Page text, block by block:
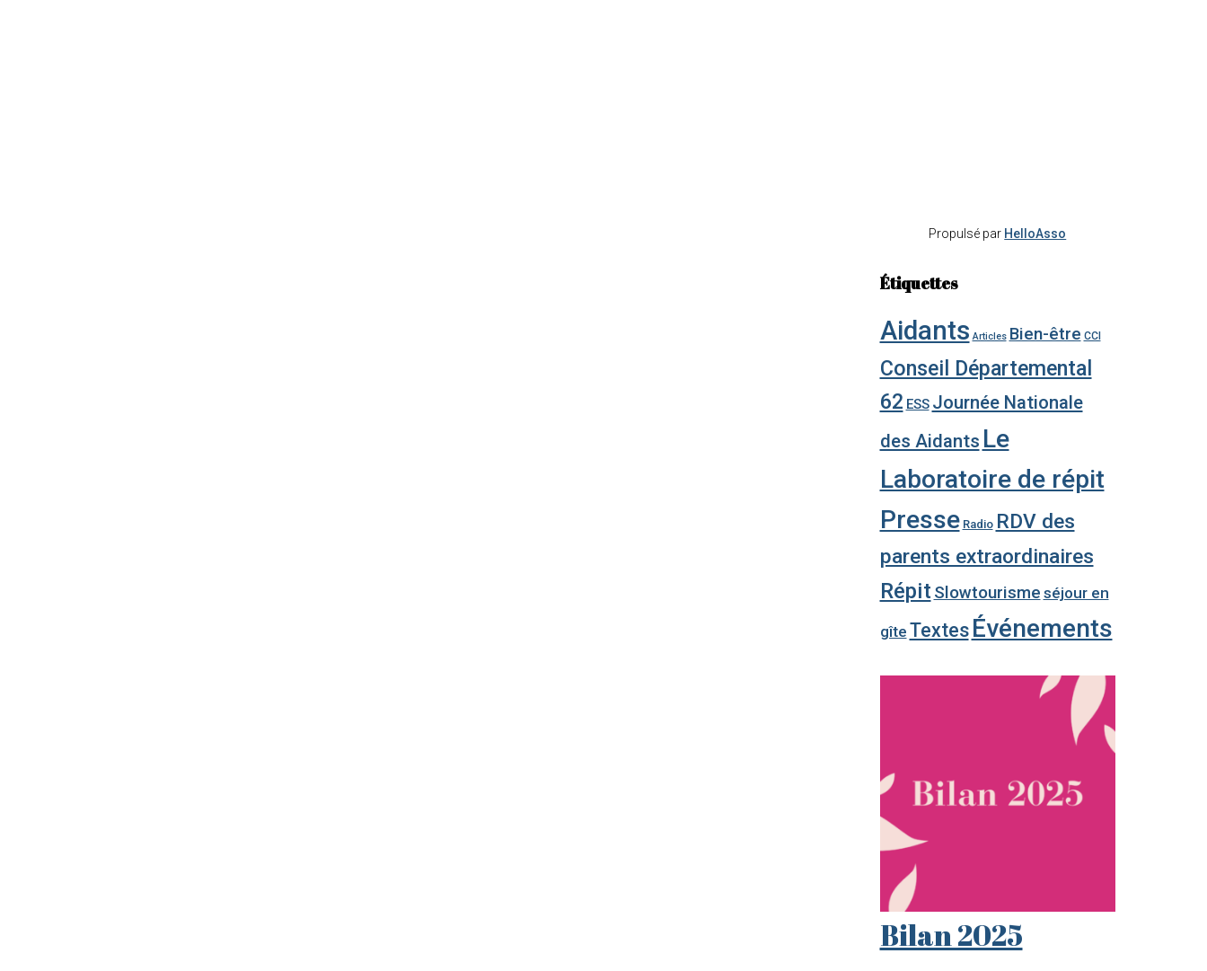
Propulsé par HelloAsso
Étiquettes
Aidants Articles Bien-être CCI
Conseil Départemental
62 ESS Journée Nationale
des Aidants Le
Laboratoire de répit
Presse Radio RDV des
parents extraordinaires
Répit Slowtourisme séjour en
gîte Textes Événements
Bilan 2025